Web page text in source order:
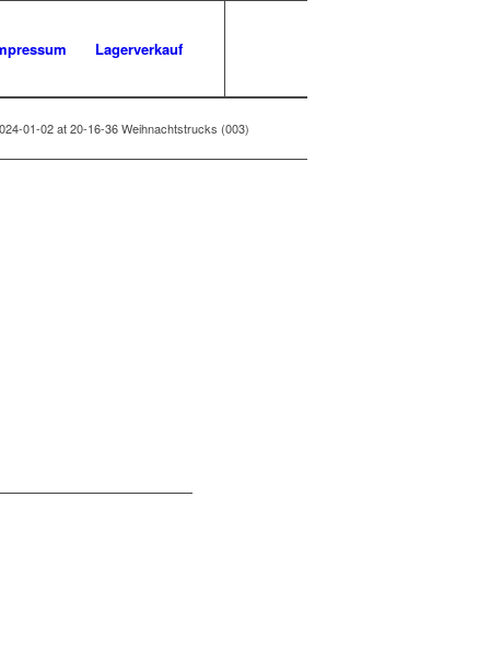
Lagerverkauf
01-02 at 20-16-36 Weihnachtstrucks (003)